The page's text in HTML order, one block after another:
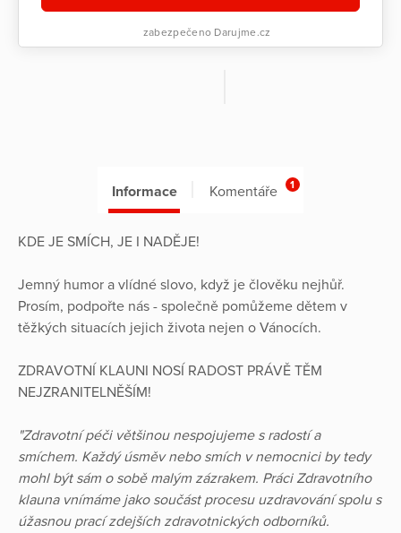
zabezpečeno Darujme.cz
Informace Komentáře 1
KDE JE SMÍCH, JE I NADĚJE!
Jemný humor a vlídné slovo, když je člověku nejhůř.
Prosím, podpořte nás - společně pomůžeme dětem v
těžkých situacích jejich života nejen o Vánocích.
ZDRAVOTNÍ KLAUNI NOSÍ RADOST PRÁVĚ TĚM
NEJZRANITELNĚŠÍM!
"Zdravotní péči většinou nespojujeme s radostí a
smíchem. Každý úsměv nebo smích v nemocnici by tedy
mohl být sám o sobě malým zázrakem. Práci Zdravotního
klauna vnímáme jako součást procesu uzdravování spolu s
úžasnou prací zdejších zdravotnických odborníků.